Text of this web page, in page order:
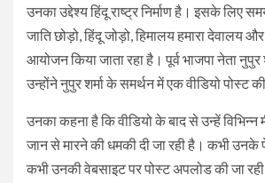
उनका उद्देश्य हिंदू राष्ट्र निर्माण है। इसके लिए
जाति छोड़ो, हिंदू जोड़ो, हिमालय हमारा देवालय
आयोजन किया जाता रहा है। पूर्व भाजपा नेता नुपुर
उन्होंने नुपुर शर्मा के समर्थन में एक वीडियो पोस्ट
उनका कहना है कि वीडियो के बाद से उन्हें विभिन्न
जान से मारने की धमकी दी जा रही है। कभी
कभी उनकी वेबसाइट पर पोस्ट अपलोड की जा